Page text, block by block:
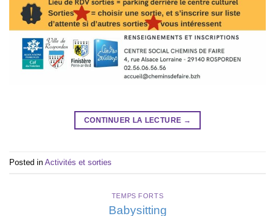
CONTINUER LA LECTURE →
Posted in Activités et sorties
TEMPS FORTS
Babysitting